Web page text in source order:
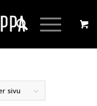
sivu